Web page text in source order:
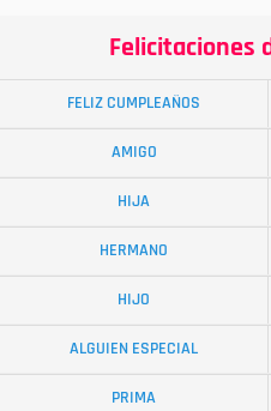
Felicitaciones
FELIZ CUMPLEAÑOS
AMIGO
HIJA
HERMANO
HIJO
ALGUIEN ESPECIAL
PRIMA